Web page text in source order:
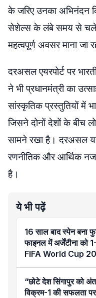
के जरिए उनका अभिनंदन
सेशेल्स के लंबे समय से चले आ
महत्वपूर्ण अवसर माना जा
दरअसल एयरपोर्ट पर
ने भी प्रधानमंत्री का
सांस्कृतिक प्रस्तुतियों में
जिसने दोनों देशों के बीच
सामने रखा है। दरअसल
रणनीतिक और आर्थिक
है।
ये भी पढ़ें
16 साल बाद स्पेन बना
फाइनल में अर्जेंटीना को
FIFA World Cup
“छोटे देश सिंगापुर को
विक्रम-1 की सफलता पर